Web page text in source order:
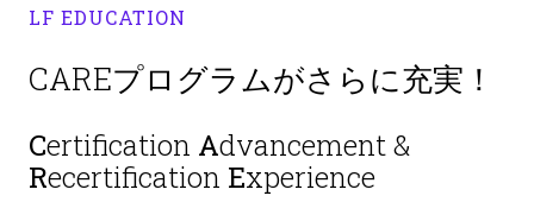
LF EDUCATION
CAREプログラムがさらに充実！
Certification Advancement &
Recertification Experience